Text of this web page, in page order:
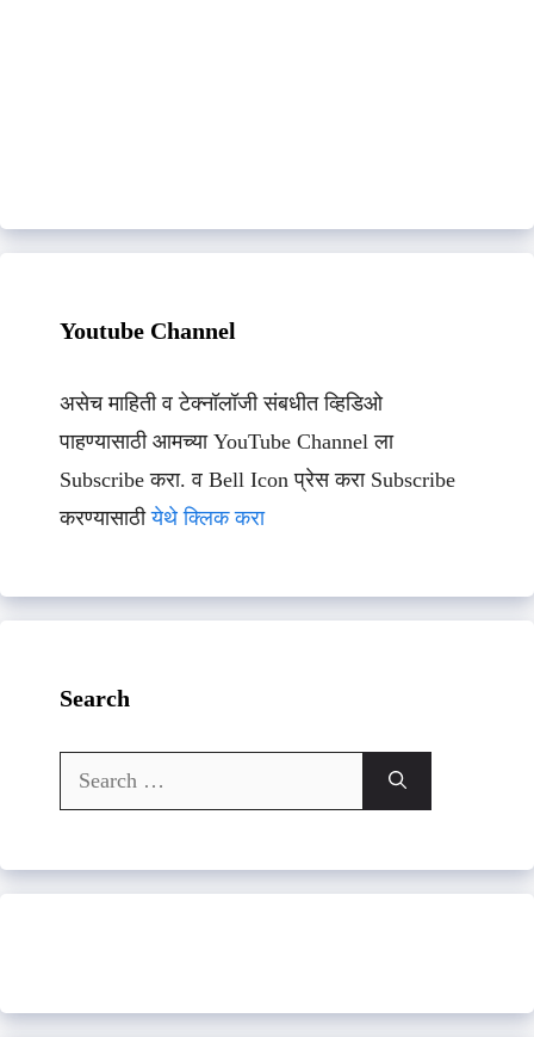
Youtube Channel
असेच माहिती व टेक्नॉलॉजी संबधीत व्हिडिओ
पाहण्यासाठी आमच्या YouTube Channel ला
Subscribe करा. व Bell Icon प्रेस करा Subscribe
करण्यासाठीयेथे क्लिक करा
Search
Search
for: